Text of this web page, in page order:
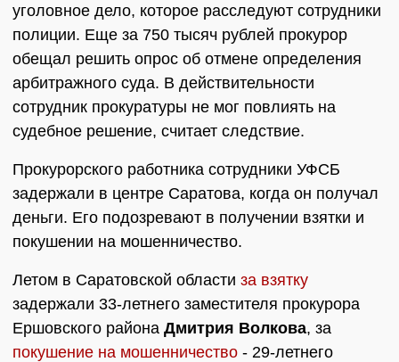
уголовное дело, которое расследуют сотрудники
полиции. Еще за 750 тысяч рублей прокурор
обещал решить опрос об отмене определения
арбитражного суда. В действительности
сотрудник прокуратуры не мог повлиять на
судебное решение, считает следствие.
Прокурорского работника сотрудники УФСБ
задержали в центре Саратова, когда он получал
деньги. Его подозревают в получении взятки и
покушении на мошенничество.
Летом в Саратовской области за взятку
задержали 33-летнего заместителя прокурора
Ершовского района Дмитрия Волкова, за
покушение на мошенничество - 29-летнего